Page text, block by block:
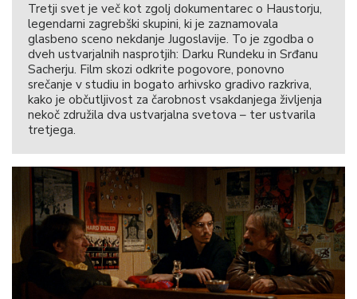
Tretji svet je več kot zgolj dokumentarec o Haustorju,
legendarni zagrebški skupini, ki je zaznamovala
glasbeno sceno nekdanje Jugoslavije. To je zgodba o
dveh ustvarjalnih nasprotjih: Darku Rundeku in Srđanu
Sacherju. Film skozi odkrite pogovore, ponovno
srečanje v studiu in bogato arhivsko gradivo razkriva,
kako je občutljivost za čarobnost vsakdanjega življenja
nekoč združila dva ustvarjalna svetova – ter ustvarila
tretjega.